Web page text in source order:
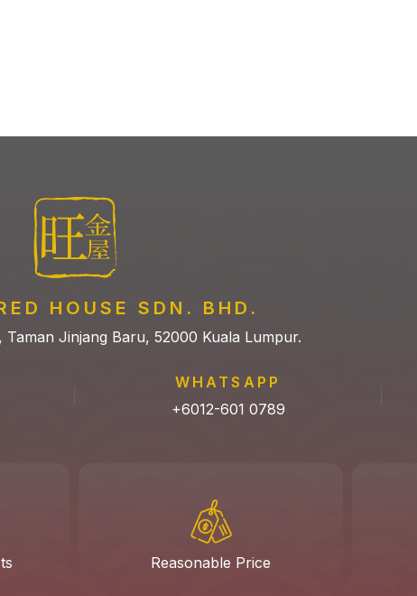
HOUSE SDN. BHD.
Taman Jinjang Baru, 52000 Kuala Lumpur.
WHATSAPP
+6012-601 0789
Reasonable Price